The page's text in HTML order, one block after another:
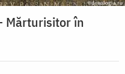
Mărturisitor în